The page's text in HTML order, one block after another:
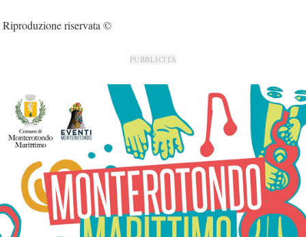
Riproduzione riservata ©
PUBBLICITÀ